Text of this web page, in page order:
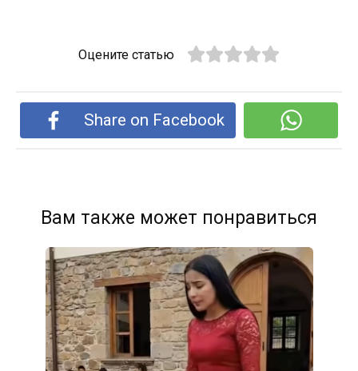
Оцените статью
Share on Facebook
Вам также может понравиться